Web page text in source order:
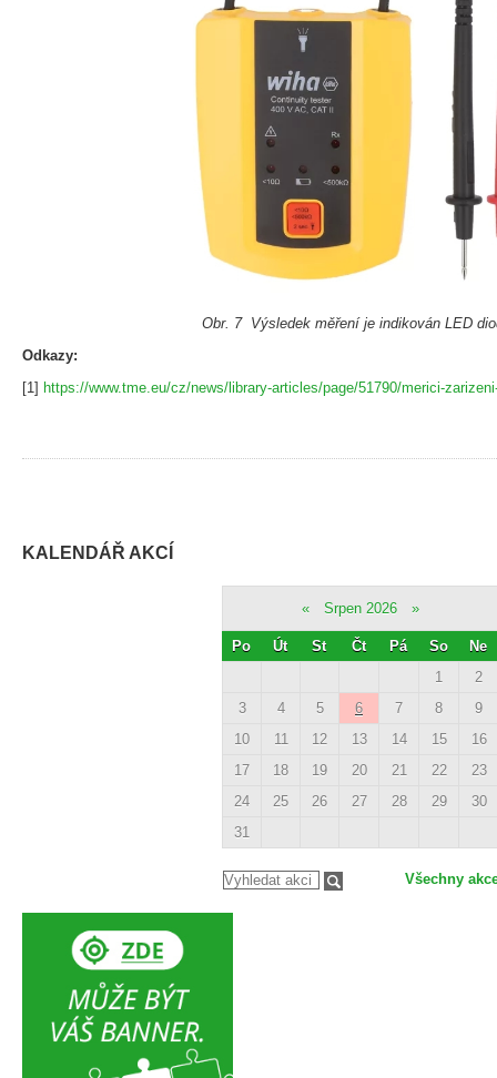
Obr. 7 Výsledek měření je indikován LED
Odkazy:
[1] https://www.tme.eu/cz/news/library-articles/page/51790/merici-
KALENDÁŘ AKCÍ
« Srpen 2026 »
Po Út St Čt Pá So
Ne
1
2
3
4 5 6 7 8
9
10
11 12 13 14 15
16
17
18 19 20 21 22
23
24
25 26 27 28 29
30
31
Všechny